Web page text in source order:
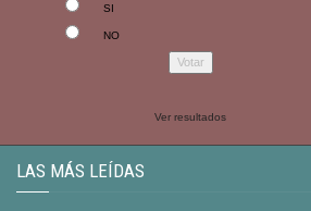
SI
NO
Ver resultados
LAS MÁS LEÍDAS